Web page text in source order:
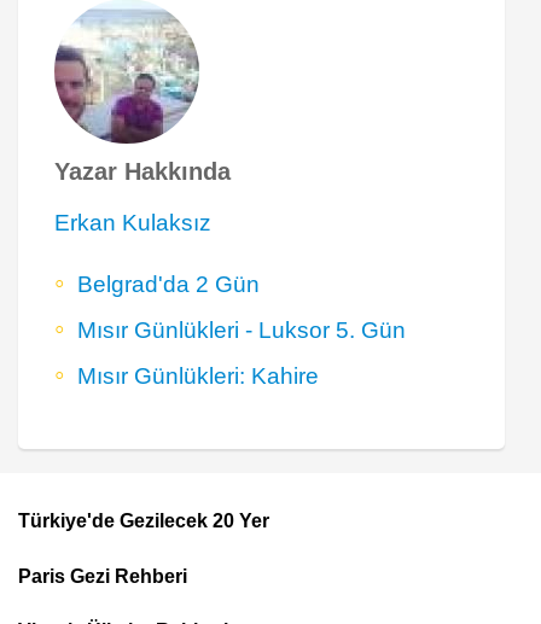
Yazar Hakkında
Erkan Kulaksız
Belgrad'da 2 Gün
Mısır Günlükleri - Luksor 5. Gün
Mısır Günlükleri: Kahire
Top
Türkiye'de Gezilecek 20 Yer
Paris Gezi Rehberi